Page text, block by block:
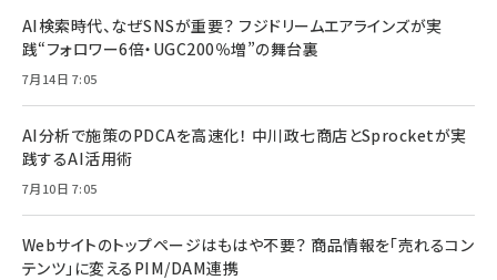
AI検索時代、なぜSNSが重要？ フジドリームエアラインズが実
践“フォロワー6倍・UGC200％増”の舞台裏
7月14日 7:05
AI分析で施策のPDCAを高速化！ 中川政七商店とSprocketが実
践するAI活用術
7月10日 7:05
Webサイトのトップページはもはや不要？ 商品情報を「売れるコン
テンツ」に変えるPIM/DAM連携